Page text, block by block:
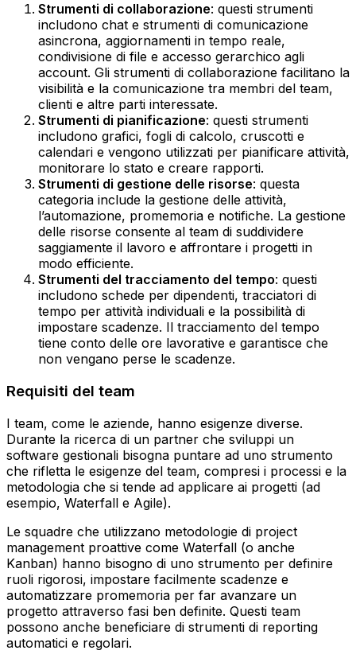
Strumenti di collaborazione: questi strumenti
includono chat e strumenti di comunicazione
asincrona, aggiornamenti in tempo reale,
condivisione di file e accesso gerarchico agli
account. Gli strumenti di collaborazione facilitano la
visibilità e la comunicazione tra membri del team,
clienti e altre parti interessate.‍
Strumenti di pianificazione: questi strumenti
includono grafici, fogli di calcolo, cruscotti e
calendari e vengono utilizzati per pianificare attività,
monitorare lo stato e creare rapporti.‍
Strumenti di gestione delle risorse: questa
categoria include la gestione delle attività,
l’automazione, promemoria e notifiche. La gestione
delle risorse consente al team di suddividere
saggiamente il lavoro e affrontare i progetti in
modo efficiente.‍
Strumenti del tracciamento del tempo: questi
includono schede per dipendenti, tracciatori di
tempo per attività individuali e la possibilità di
impostare scadenze. Il tracciamento del tempo
tiene conto delle ore lavorative e garantisce che
non vengano perse le scadenze.
Requisiti del team
I team, come le aziende, hanno esigenze diverse.
Durante la ricerca di un partner che sviluppi un
software gestionali bisogna puntare ad uno strumento
che rifletta le esigenze del team, compresi i processi e la
metodologia che si tende ad applicare ai progetti (ad
esempio, Waterfall e Agile).
Le squadre che utilizzano metodologie di project
management proattive come Waterfall (o anche
Kanban) hanno bisogno di uno strumento per definire
ruoli rigorosi, impostare facilmente scadenze e
automatizzare promemoria per far avanzare un
progetto attraverso fasi ben definite. Questi team
possono anche beneficiare di strumenti di reporting
automatici e regolari.